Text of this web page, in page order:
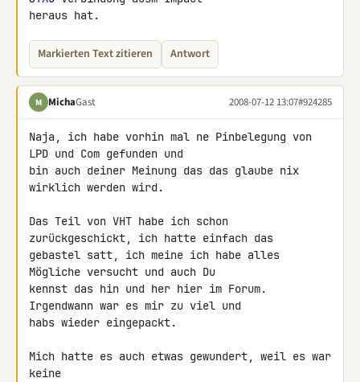
heraus hat.
Markierten Text zitieren Antwort
M MichaGast 2008-07-12 13:07#924285
Naja, ich habe vorhin mal ne Pinbelegung von
LPD und Com gefunden und
bin auch deiner Meinung das das glaube nix
wirklich werden wird.
Das Teil von VHT habe ich schon
zurückgeschickt, ich hatte einfach das
gebastel satt, ich meine ich habe alles
Mögliche versucht und auch Du
kennst das hin und her hier im Forum.
Irgendwann war es mir zu viel und
habs wieder eingepackt.
Mich hatte es auch etwas gewundert, weil es war
keine